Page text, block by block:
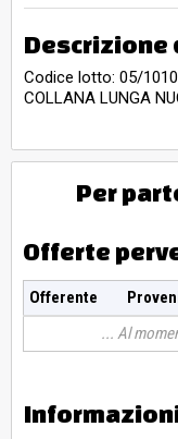
Descrizione
Codice lotto: 05/
COLLANA LUNGA
Per
Offerte
Offerente
Al